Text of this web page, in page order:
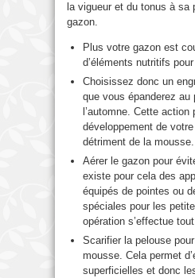
la vigueur et du tonus à sa
gazon.
Plus votre gazon est
d’éléments nutritifs
Choisissez donc un
que vous épanderez au
l’automne. Cette
développement de
détriment de la mousse.
Aérer le gazon pour
existe pour cela des
équipés de pointes ou
spéciales pour les
opération s’effectue
Scarifier la pelouse
mousse. Cela permet
superficielles et donc